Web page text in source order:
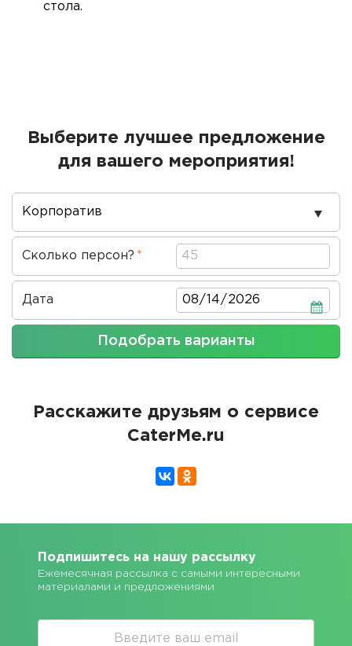
стола.
Выберите лучшее предложение
для вашего мероприятия!
Повод
проведения
Сколько персон?
Дата Дата
Подобрать варианты
Расскажите друзьям о сервисе
CaterMe.ru
Подпишитесь на нашу рассылку
Ежемесячная рассылка с самыми интересными
материалами и предложениями